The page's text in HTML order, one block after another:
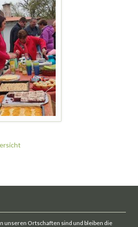
unseren Ortschaften sind und bleiben die